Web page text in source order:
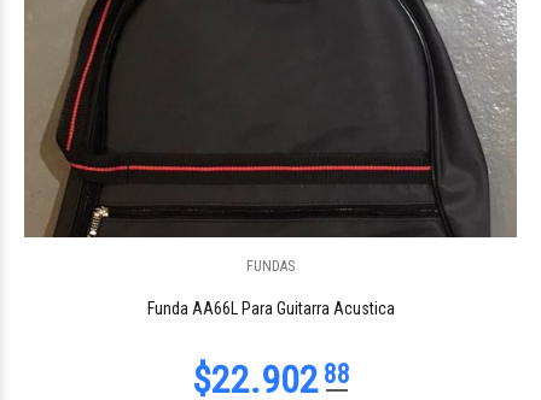
FUNDAS
Funda AA66L Para Guitarra Acustica